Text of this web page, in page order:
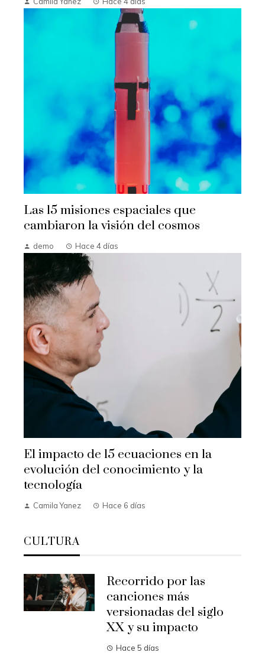
Las 15 misiones espaciales que
cambiaron la visión del cosmos
demo Hace 4 días
El impacto de 15 ecuaciones en la
evolución del conocimiento y la
tecnología
Camila Yanez Hace 6 días
CULTURA
Recorrido por las
canciones más
versionadas del siglo
XX y su impacto
Hace 5 días